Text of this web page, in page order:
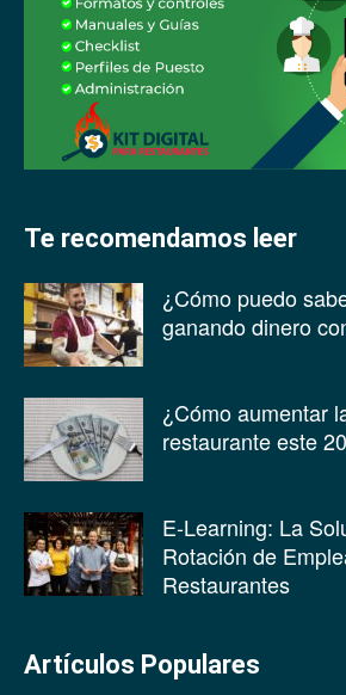
Te recomendamos leer
¿Cómo puedo
ganando dinero
¿Cómo aumentar
restaurante este
E-Learning: La
Rotación de
Restaurantes
Artículos Populares